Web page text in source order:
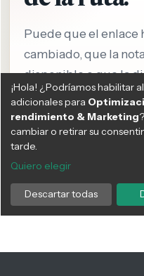
Chile hace historia al
la lepra, convirtiéndose en el
verificado por la OMS en
lograr este hito de salud
pública
NOTICIAS 08:15 AM, Mar 06